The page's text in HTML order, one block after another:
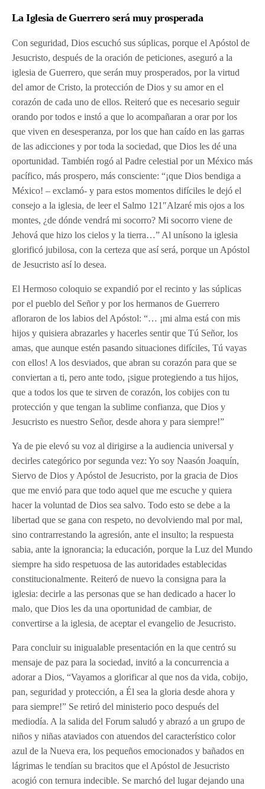
La Iglesia de Guerrero será muy prosperada
Con seguridad, Dios escuchó sus súplicas, porque el Apóstol de
Jesucristo, después de la oración de peticiones, aseguró a la
iglesia de Guerrero, que serán muy prosperados, por la virtud
del amor de Cristo, la protección de Dios y su amor en el
corazón de cada uno de ellos. Reiteró que es necesario seguir
orando por todos e instó a que lo acompañaran a orar por los
que viven en desesperanza, por los que han caído en las garras
de las adicciones y por toda la sociedad, que Dios les dé una
oportunidad. También rogó al Padre celestial por un México más
pacífico, más prospero, más consciente: “¡que Dios bendiga a
México! – exclamó- y para estos momentos difíciles le dejó el
consejo a la iglesia, de leer el Salmo 121″Alzaré mis ojos a los
montes, ¿de dónde vendrá mi socorro? Mi socorro viene de
Jehová que hizo los cielos y la tierra…” Al unísono la iglesia
glorificó jubilosa, con la certeza que así será, porque un Apóstol
de Jesucristo así lo desea.
El Hermoso coloquio se expandió por el recinto y las súplicas
por el pueblo del Señor y por los hermanos de Guerrero
afloraron de los labios del Apóstol: “… ¡mi alma está con mis
hijos y quisiera abrazarles y hacerles sentir que Tú Señor, los
amas, que aunque estén pasando situaciones difíciles, Tú vayas
con ellos! A los desviados, que abran su corazón para que se
conviertan a ti, pero ante todo, ¡sigue protegiendo a tus hijos,
que a todos los que te sirven de corazón, los cobijes con tu
protección y que tengan la sublime confianza, que Dios y
Jesucristo es nuestro Señor, desde ahora y para siempre!”
Ya de pie elevó su voz al dirigirse a la audiencia universal y
decirles categórico por segunda vez: Yo soy Naasón Joaquín,
Siervo de Dios y Apóstol de Jesucristo, por la gracia de Dios
que me envió para que todo aquel que me escuche y quiera
hacer la voluntad de Dios sea salvo. Todo esto se debe a la
libertad que se gana con respeto, no devolviendo mal por mal,
sino contrarrestando la agresión, ante el insulto; la respuesta
sabia, ante la ignorancia; la educación, porque la Luz del Mundo
siempre ha sido respetuosa de las autoridades establecidas
constitucionalmente. Reiteró de nuevo la consigna para la
iglesia: decirle a las personas que se han dedicado a hacer lo
malo, que Dios les da una oportunidad de cambiar, de
convertirse a la iglesia, de aceptar el evangelio de Jesucristo.
Para concluir su inigualable presentación en la que centró su
mensaje de paz para la sociedad, invitó a la concurrencia a
adorar a Dios, “Vayamos a glorificar al que nos da vida, cobijo,
pan, seguridad y protección, a Él sea la gloria desde ahora y
para siempre!” Se retiró del ministerio poco después del
mediodía. A la salida del Forum saludó y abrazó a un grupo de
niños y niñas ataviados con atuendos del característico color
azul de la Nueva era, los pequeños emocionados y bañados en
lágrimas le tendían su bracitos que el Apóstol de Jesucristo
acogió con ternura indecible. Se marchó del lugar dejando una